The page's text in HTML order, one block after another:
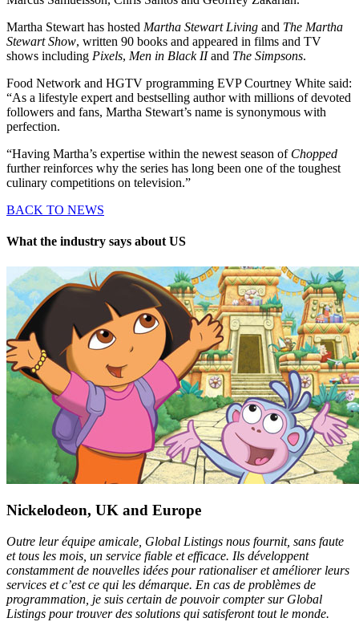
Martha Stewart has hosted Martha Stewart Living and The Martha
Stewart Show, written 90 books and appeared in films and TV
shows including Pixels, Men in Black IIand The Simpsons.
Food Network and HGTV programming EVP Courtney White said:
“As a lifestyle expert and bestselling author with millions of devoted
followers and fans, Martha Stewart’s name is synonymous with
perfection.
“Having Martha’s expertise within the newest season of Chopped
further reinforces why the series has long been one of the toughest
culinary competitions on television.”
BACK TO NEWS
What the industry says about US
Nickelodeon, UK and Europe
Outre leur équipe amicale, Global Listings nous fournit, sans faute
et tous les mois, un service fiable et efficace. Ils développent
constamment de nouvelles idées pour rationaliser et améliorer leurs
services et c’est ce qui les démarque. En cas de problèmes de
programmation, je suis certain de pouvoir compter sur Global
Listings pour trouver des solutions qui satisferont tout le monde.